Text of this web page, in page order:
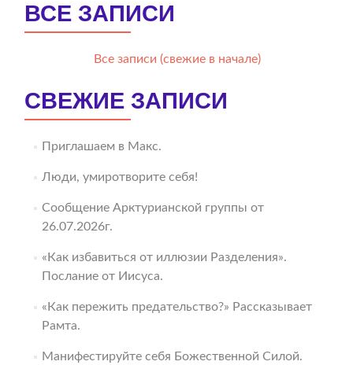
ВСЕ ЗАПИСИ
Все записи (свежие в начале)
СВЕЖИЕ ЗАПИСИ
Приглашаем в Макс.
Люди, умиротворите себя!
Сообщение Арктурианской группы от
26.07.2026г.
«Как избавиться от иллюзии Разделения».
Послание от Иисуса.
«Как пережить предательство?» Рассказывает
Рамта.
Манифестируйте себя Божественной Силой.